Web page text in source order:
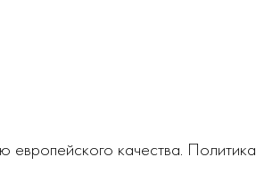
европейского качества. Политика